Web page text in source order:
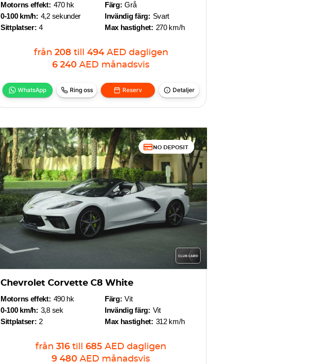
Motorns effekt: 470 hk
0-100 km/h: 4,2 sekunder
Sittplatser: 4
Färg: Grå
Invändig färg: Svart
Max hastighet: 270 km/h
från 208 till 494 AED dagligen
6 240 AED månadsvis
WhatsApp Ring oss Reserv Detaljer
NO DEPOSIT
Chevrolet Corvette C8 White
Motorns effekt: 490 hk
0-100 km/h: 3,8 sek
Sittplatser: 2
Färg: Vit
Invändig färg: Vit
Max hastighet: 312 km/h
från 316 till 685 AED dagligen
9 480 AED månadsvis